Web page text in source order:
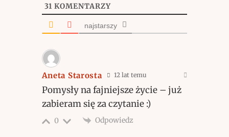
31KOMENTARZY
najstarszy
Aneta Starosta 12 lat temu
Pomysły na fajniejsze życie – już
zabieram się za czytanie :)
0 Odpowiedz